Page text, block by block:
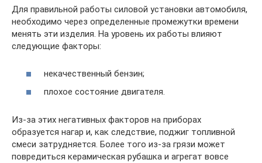
Для правильной работы силовой установки автомобиля,
необходимо через определенные промежутки времени
менять эти изделия. На уровень их работы влияют
следующие факторы:
некачественный бензин;
плохое состояние двигателя.
Из-за этих негативных факторов на приборах
образуется нагар и, как следствие, поджиг топливной
смеси затрудняется. Более того из-за грязи может
повредиться керамическая рубашка и агрегат вовсе